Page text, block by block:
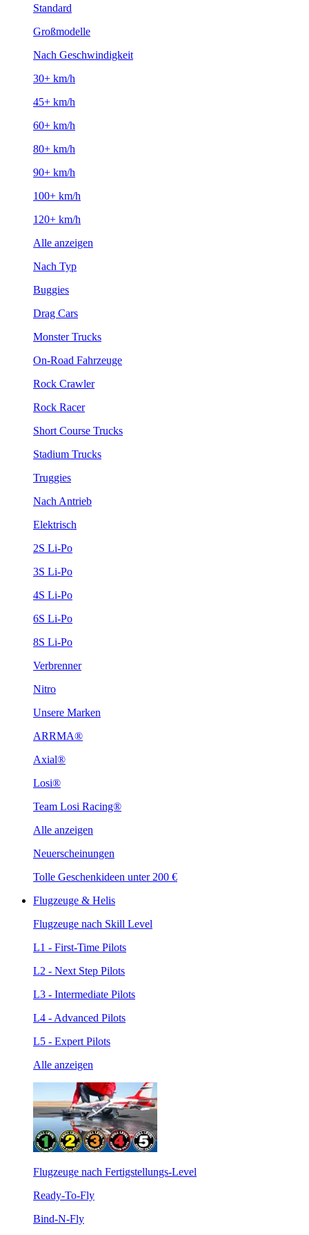
Standard
Großmodelle
Nach Geschwindigkeit
30+ km/h
45+ km/h
60+ km/h
80+ km/h
90+ km/h
100+ km/h
120+ km/h
Alle anzeigen
Nach Typ
Buggies
Drag Cars
Monster Trucks
On-Road Fahrzeuge
Rock Crawler
Rock Racer
Short Course Trucks
Stadium Trucks
Truggies
Nach Antrieb
Elektrisch
2S Li-Po
3S Li-Po
4S Li-Po
6S Li-Po
8S Li-Po
Verbrenner
Nitro
Unsere Marken
ARRMA®
Axial®
Losi®
Team Losi Racing®
Alle anzeigen
Neuerscheinungen
Tolle Geschenkideen unter 200 €
Flugzeuge & Helis
Flugzeuge nach Skill Level
L1 - First-Time Pilots
L2 - Next Step Pilots
L3 - Intermediate Pilots
L4 - Advanced Pilots
L5 - Expert Pilots
Alle anzeigen
Flugzeuge nach Fertigstellungs-Level
Ready-To-Fly
Bind-N-Fly